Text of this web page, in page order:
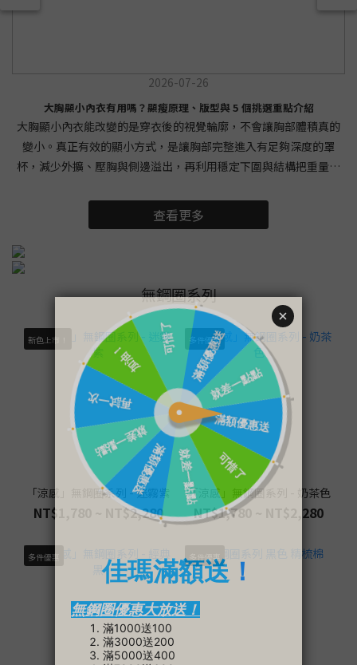
2026-07-26
大胸顯小內衣有用嗎？顯瘦原理、版型與 5 個挑選重點介紹
大胸顯小內衣能改變的是穿衣後的視覺輪廓，不會讓胸部體積真的
變小。真正有效的顯小方式，是讓胸部完整進入有足夠深度的罩
杯，減少外擴、壓胸與側邊溢出，再利用穩定下圍與結構把重量向
打版經驗，整理顯小原理、版型、尺寸與試穿重點。 【延伸閱讀】
👉 大罩杯內衣怎麼挑？推薦哪一家？4 招看懂罩杯深度、下圍與支
撐大胸顯小內衣真的有用嗎？有用，但效果來自版型與合身度，不
是把胸部硬壓扁。大胸看起來厚重，常見原因包括胸肉往兩側外
擴、罩杯太淺造成上緣切胸、下圍不穩讓胸線下墜，以及厚襯墊增
加正面份量。合身的顯小內衣會整理輪廓，讓上半身線條較平順、
衣服不被胸部向外撐開。顯小不等於縮胸或壓胸顯小內衣無法改變
胸部的實際體積，也不應以強力壓縮換取視覺效果。罩杯太小或壓
縮過強，反而會把胸肉擠向腋下與上緣，形成副乳、切胸與不自然
的寬厚輪廓。正確方向是完整容納，再調整胸部在衣服下的分布與
高度。視覺顯瘦的核心是減少外擴大胸若往左右兩側展開，正面肩
寬與胸寬會一起增加。罩杯具有足夠立體深度，才能把側邊胸肉帶
回罩杯並向前集中；下圍穩定後，肩帶才有條件適度向上提托，使
腰線與胸線之間的比例更清楚。哪些人適合找大胸顯小內衣？大胸
顯小內衣適合穿衣後常出現上半身厚重、襯衫扣子被撐開、胸肉外
擴或副乳明顯的人。不過「大胸」不只看 D、E、F 等罩杯字母，同
一罩杯搭配不同下圍，實際容積也不同；挑選前仍要先確認上胸
圍、下胸圍與目前穿著問題。 【延伸閱讀】👉 內衣尺寸怎麼看？胸
圍怎麼量？罩杯計算與尺寸表，找出最適內衣大胸顯小內衣怎麼
挑？掌握 5 個重點搜尋顯小內衣時，常會看到縮胸、高側比、寬肩
帶、無痕與無鋼圈等標示。這些單一設計都不能直接保證顯小，應
依序確認罩杯深度、下圍穩定、側邊結構、布料與整體穿著輪廓。
罩杯要有足夠深度，不是只加大面積大罩杯具有重量與立體容積。
查看更多
無鋼圈系列
新色上市！
「涼感」無鋼圈系列 - 迷霧紫
NT$1,780 ~ NT$2,280
多件優惠
「涼感」無鋼圈系列 - 奶茶色
NT$1,780 ~ NT$2,280
多件優惠 多件優惠